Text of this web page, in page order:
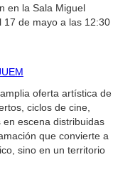
en la Sala Miguel
17 de mayo a las 12:30
oferta artística de
ciclos de cine,
escena distribuidas
que convierte a
sino en un territorio